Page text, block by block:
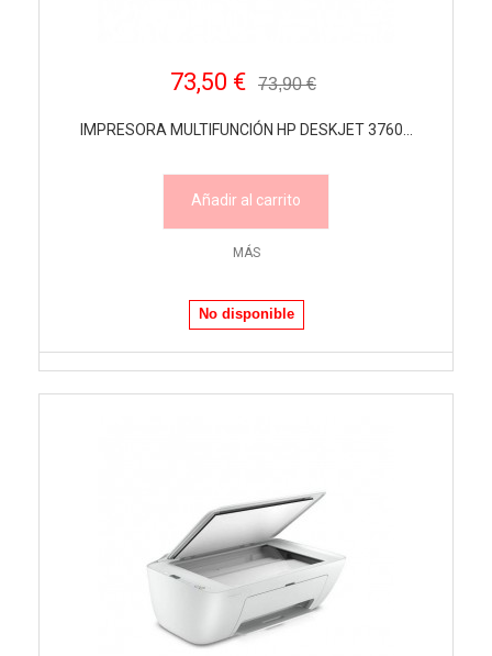
73,50 € 73,90 €
IMPRESORA MULTIFUNCIÓN HP DESKJET 3760...
Añadir al carrito
MÁS
No disponible